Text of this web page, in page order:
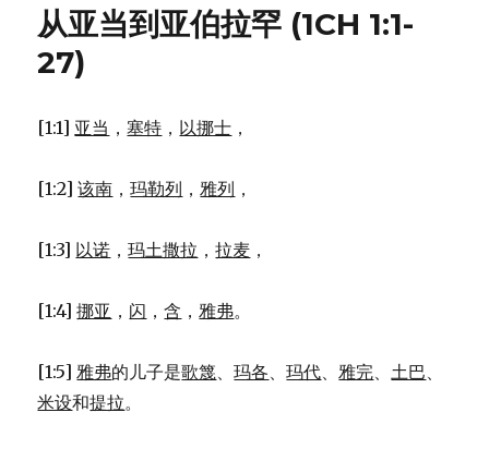
子
从亚当到亚伯拉罕 (1CH 1:1-
27)
[1:1] 亚当 ，塞特 ， 以挪士 ，
[1:2]该南 ，玛勒列 ，雅列 ，
[1:3] 以诺 ，玛土撒拉 ，拉麦 ，
[1:4]挪亚 ， 闪 ，含 ，雅弗。
[1:5]雅弗的儿子是歌篾、玛各、玛代、雅完、土巴、
米设和提拉。